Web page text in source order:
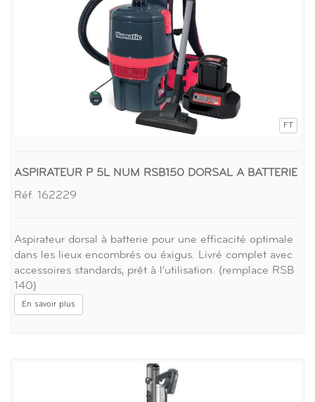
FT
ASPIRATEUR P 5L NUM RSB150 DORSAL A BATTERIE
Réf. 162229
Aspirateur dorsal à batterie pour une efficacité optimale
dans les lieux encombrés ou éxigus. Livré complet avec
accessoires standards, prêt à l'utilisation. (remplace RSB
140)
En savoir plus